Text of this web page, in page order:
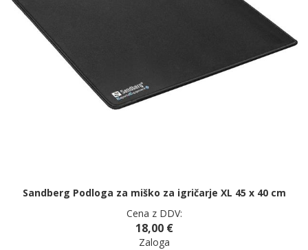
Sandberg Podloga za miško za igričarje XL 45 x 40 cm
Cena z DDV:
18,00 €
Zaloga